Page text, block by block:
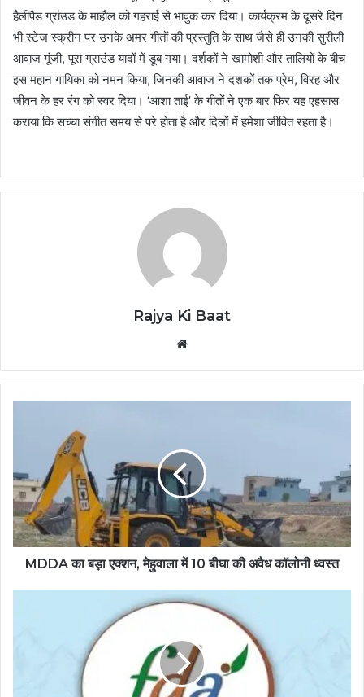
हैलीपैड ग्रांउड के माहौल को गहराई से भावुक कर दिया। कार्यक्रम के दूसरे दिन
भी स्टेज स्क्रीन पर उनके अमर गीतों की प्रस्तुति के साथ जैसे ही उनकी सुरीली
आवाज गूंजी, पूरा ग्राउंड यादों में डूब गया। दर्शकों ने खामोशी और तालियों के बीच
इस महान गायिका को नमन किया, जिनकी आवाज ने दशकों तक प्रेम, विरह और
जीवन के हर रंग को स्वर दिया। ‘आशा ताई’ के गीतों ने एक बार फिर यह एहसास
कराया कि सच्चा संगीत समय से परे होता है और दिलों में हमेशा जीवित रहता है।
Rajya Ki Baat
MDDA का बड़ा एक्शन, मेहुवाला में 10 बीघा की अवैध कॉलोनी ध्वस्त